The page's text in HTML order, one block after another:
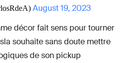
August 19, 2023
décor fait sens pour tourner
souhaite sans doute mettre
de son pickup